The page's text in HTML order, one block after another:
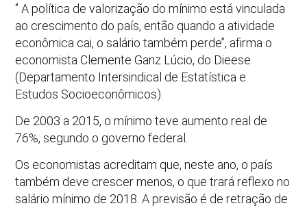
‘’ A política de valorização do mínimo está vinculada
ao crescimento do país, então quando a atividade
econômica cai, o salário também perde’’, afirma o
economista Clemente Ganz Lúcio, do Dieese
(Departamento Intersindical de Estatística e
Estudos Socioeconômicos).
De 2003 a 2015, o mínimo teve aumento real de
76%, segundo o governo federal.
Os economistas acreditam que, neste ano, o país
também deve crescer menos, o que trará reflexo no
salário mínimo de 2018. A previsão é de retração de